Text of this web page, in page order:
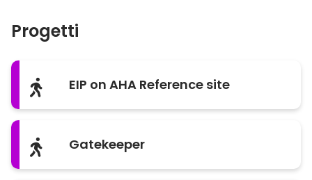
Progetti
EIP on AHA Reference site
Gatekeeper